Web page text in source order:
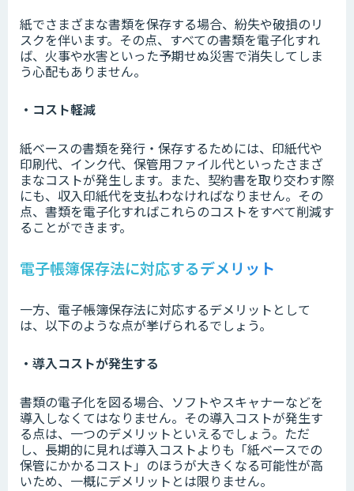
紙でさまざまな書類を保存する場合、紛失や破損のリ
スクを伴います。その点、すべての書類を電子化すれ
ば、火事や水害といった予期せぬ災害で消失してしま
う心配もありません。
・コスト軽減
紙ベースの書類を発行・保存するためには、印紙代や
印刷代、インク代、保管用ファイル代といったさまざ
まなコストが発生します。また、契約書を取り交わす際
にも、収入印紙代を支払わなければなりません。その
点、書類を電子化すればこれらのコストをすべて削減す
ることができます。
電子帳簿保存法に対応するデメリット
一方、電子帳簿保存法に対応するデメリットとして
は、以下のような点が挙げられるでしょう。
・導入コストが発生する
書類の電子化を図る場合、ソフトやスキャナーなどを
導入しなくてはなりません。その導入コストが発生す
る点は、一つのデメリットといえるでしょう。ただ
し、長期的に見れば導入コストよりも「紙ベースでの
保管にかかるコスト」のほうが大きくなる可能性が高
いため、一概にデメリットとは限りません。